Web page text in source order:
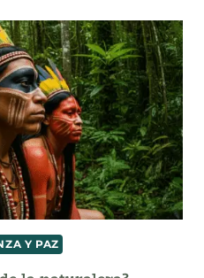
Y PAZ